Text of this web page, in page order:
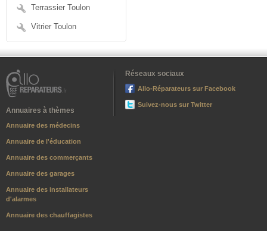
Terrassier Toulon
Vitrier Toulon
Annuaires à thèmes
Annuaire des médecins
Annuaire de l'éducation
Annuaire des commerçants
Annuaire des garages
Annuaire des installateurs
d'alarmes
Annuaire des chauffagistes
Réseaux sociaux
Allo-Réparateurs sur Facebook
Suivez-nous sur Twitter